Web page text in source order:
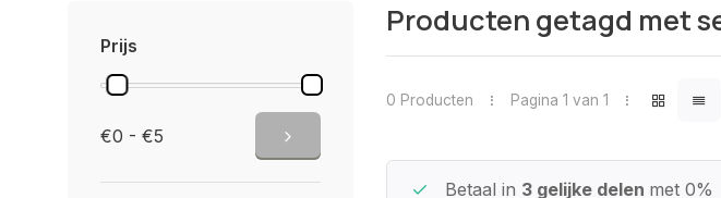
Prijs
€0 - €5
Producten getagd met
0 Producten Pagina 1 van 1
Beste Service Garantie Betaal in 3 gelijke delen met 0%